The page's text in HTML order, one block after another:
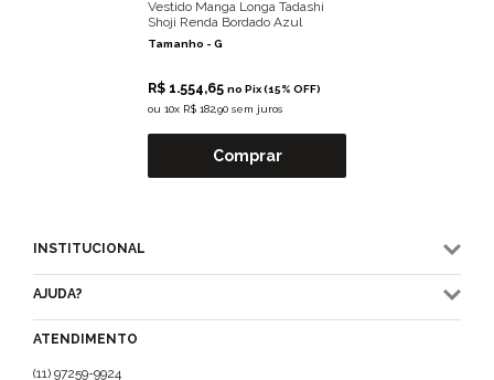
Vestido Manga Longa Tadashi
Shoji Renda Bordado Azul
Tamanho - G
R$ 1.554,65 no Pix (15% OFF)
ou 10x R$ 182,90 sem juros
Comprar
INSTITUCIONAL
AJUDA?
ATENDIMENTO
(11) 97259-9924